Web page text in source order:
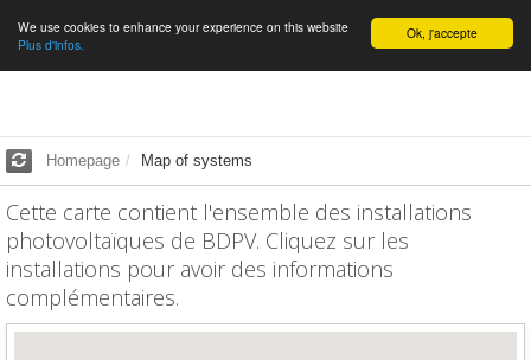
English Ok, j'accepte
We use cookies to enhance your experience on this website
Plus d'infos.
Homepage Map of systems
Cette carte contient l'ensemble des installations
photovoltaïques de BDPV. Cliquez sur les
installations pour avoir des informations
complémentaires.